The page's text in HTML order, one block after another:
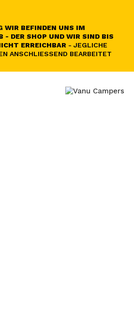
WIR BEFINDEN UNS IM
- DER SHOP UND WIR SIND BIS
ERREICHBAR - JEGLICHE
ANSCHLIESSEND BEARBEITET